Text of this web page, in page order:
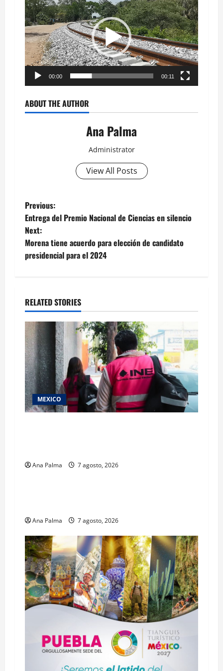
de
vídeo
00:00 00:11
ABOUT THE AUTHOR
Ana Palma
Administrator
View All Posts
Post
navigation
Previous:
Entrega del Premio Nacional de Ciencias en silencio
Next:
Morena tiene acuerdo para elección de candidato
presidencial para el 2024
RELATED STORIES
MEXICO
Ana Palma 7 agosto, 2026
Estados Portada
Ana Palma 7 agosto, 2026